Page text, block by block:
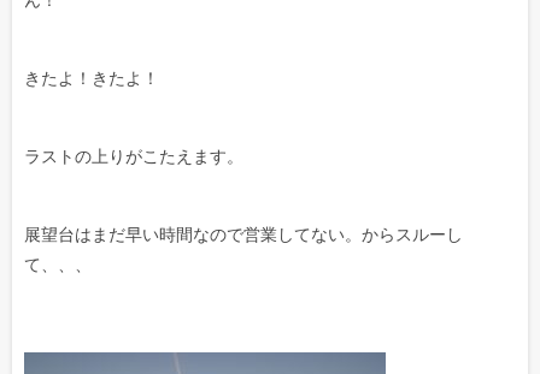
きたよ！きたよ！
ラストの上りがこたえます。
展望台はまだ早い時間なので営業してない。からスルーし
て、、、